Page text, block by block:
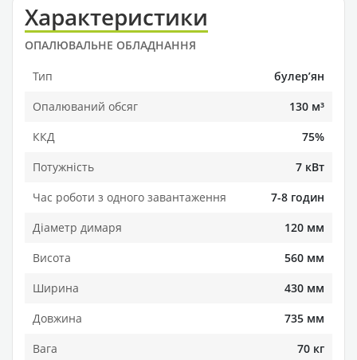
Характеристики
ОПАЛЮВАЛЬНЕ ОБЛАДНАННЯ
Тип
булерʼян
Опалюваний обсяг
130 м³
ККД
75%
Потужність
7 кВт
Час роботи з одного завантаження
7-8 годин
Діаметр димаря
120 мм
Висота
560 мм
Ширина
430 мм
Довжина
735 мм
Вага
70 кг